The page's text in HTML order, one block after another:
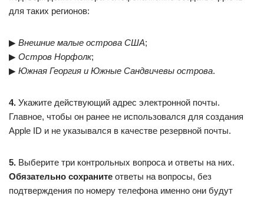
для таких регионов:
▶ Внешние малые острова США;
▶ Остров Норфолк;
▶ Южная Георгия и Южные Сандвичевы острова.
4. Укажите действующий адрес электронной почты.
Главное, чтобы он ранее не использовался для создания
Apple ID и не указывался в качестве резервной почты.
5. Выберите три контрольных вопроса и ответы на них.
Обязательно сохраните ответы на вопросы, без
подтверждения по номеру телефона именно они будут